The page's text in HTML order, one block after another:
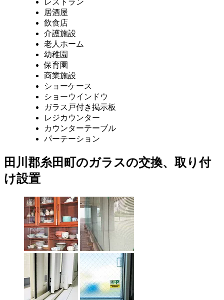
レストラン
居酒屋
飲食店
介護施設
老人ホーム
幼稚園
保育園
商業施設
ショーケース
ショーウインドウ
ガラス戸付き掲示板
レジカウンター
カウンターテーブル
パーテーション
田川郡糸田町のガラスの交換、取り付
け設置